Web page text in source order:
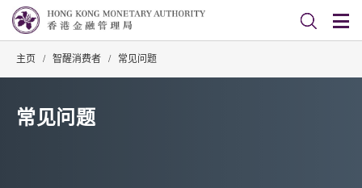
主页 / 智醒消费者 / 常见问题
常见问题